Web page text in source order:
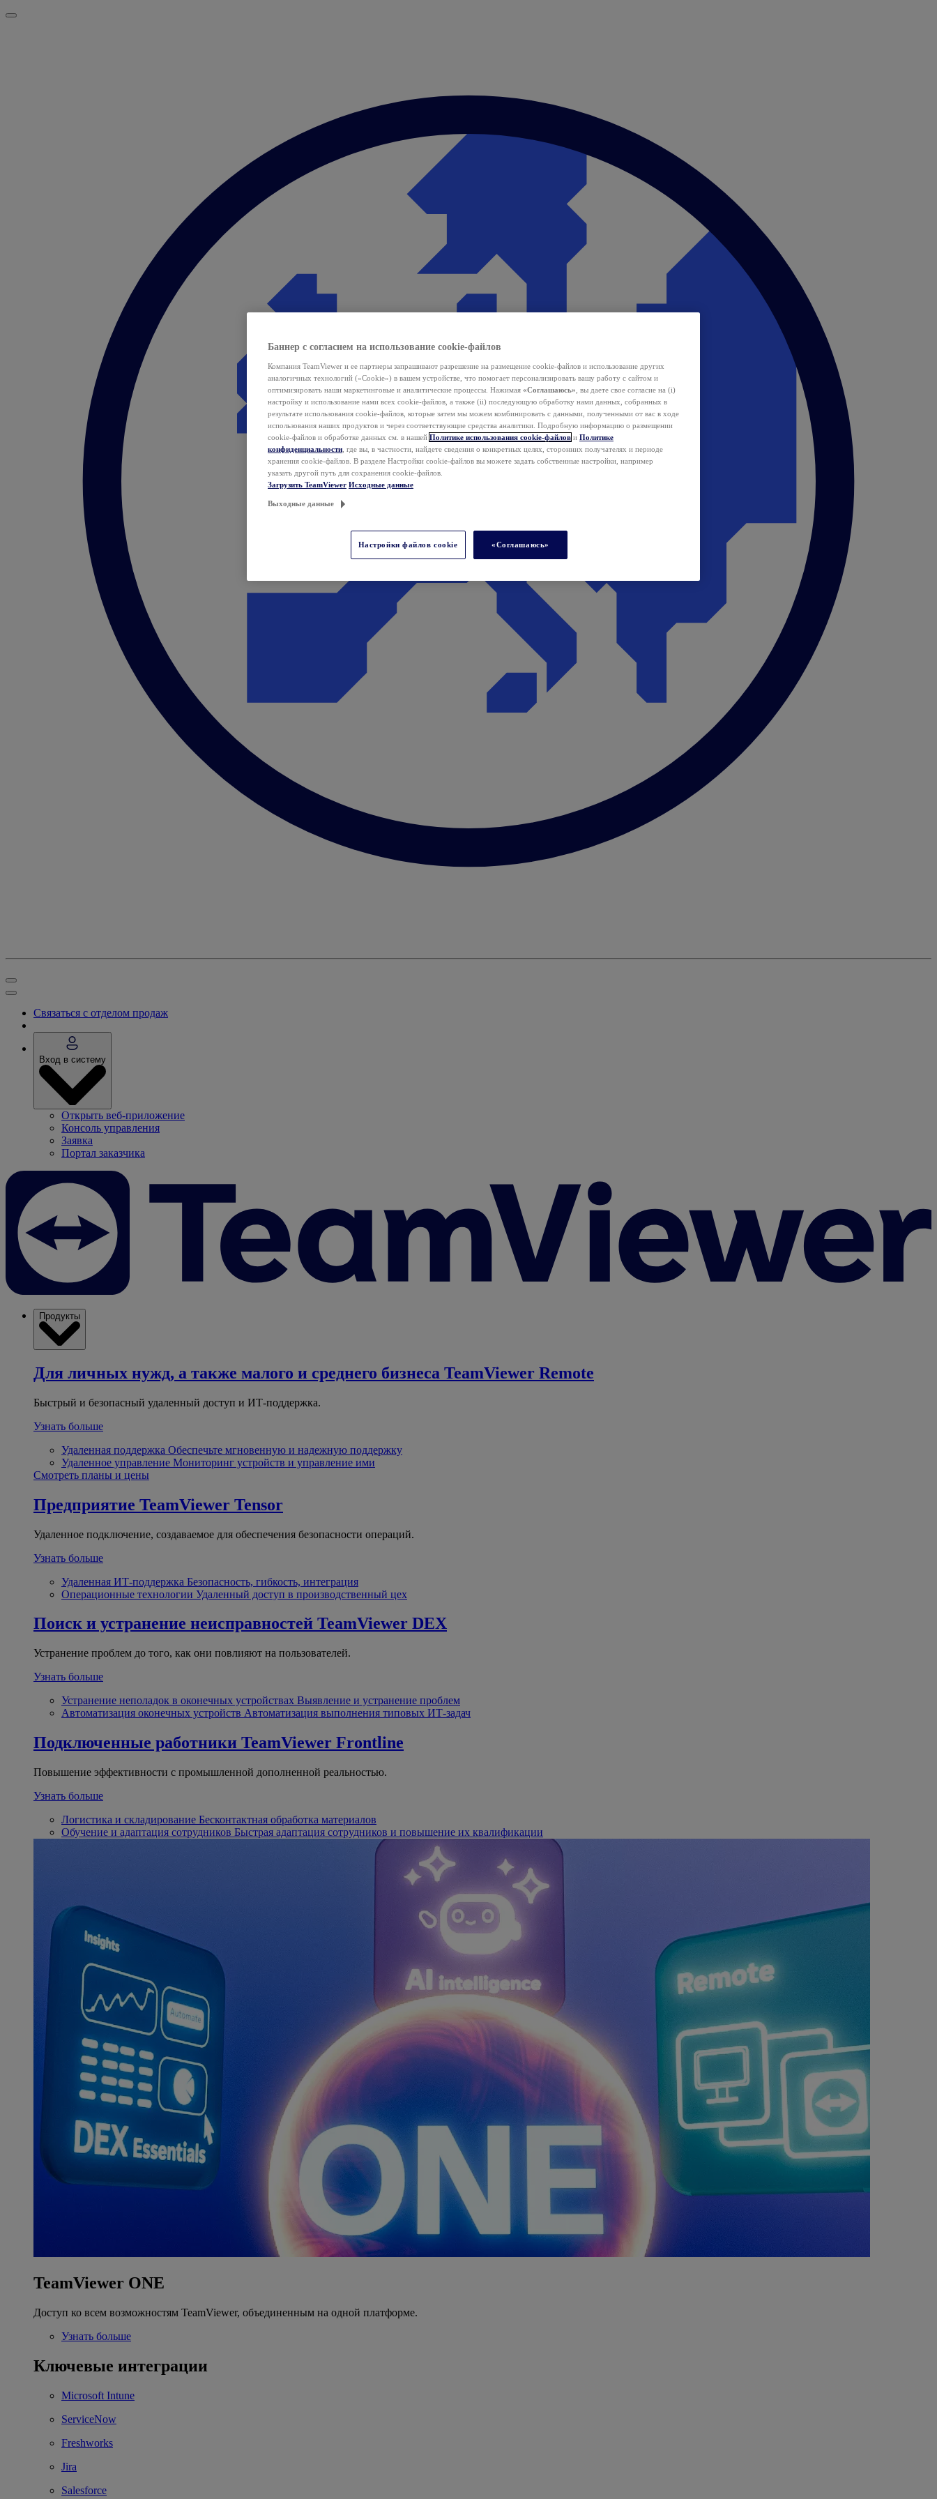
Связаться с отделом продаж
Вход в систему
Открыть веб-приложение
Консоль управления
Заявка
Портал заказчика
Продукты
Для личных нужд, а также малого и среднего бизнеса TeamViewer Remote
Быстрый и безопасный удаленный доступ и ИТ-поддержка.
Узнать больше
Удаленная поддержка Обеспечьте мгновенную и надежную поддержку
Удаленное управление Мониторинг устройств и управление ими
Смотреть планы и цены
Предприятие TeamViewer Tensor
Удаленное подключение, создаваемое для обеспечения безопасности операций.
Узнать больше
Удаленная ИТ-поддержка Безопасность, гибкость, интеграция
Операционные технологии Удаленный доступ в производственный цех
Поиск и устранение неисправностей TeamViewer DEX
Устранение проблем до того, как они повлияют на пользователей.
Узнать больше
Устранение неполадок в оконечных устройствах Выявление и устранение проблем
Автоматизация оконечных устройств Автоматизация выполнения типовых ИТ-задач
Подключенные работники TeamViewer Frontline
Повышение эффективности с промышленной дополненной реальностью.
Узнать больше
Логистика и складирование Бесконтактная обработка материалов
Обучение и адаптация сотрудников Быстрая адаптация сотрудников и повышение их квалификации
TeamViewer ONE
Доступ ко всем возможностям TeamViewer, объединенным на одной платформе.
Узнать больше
Ключевые интеграции
Microsoft Intune
ServiceNow
Freshworks
Jira
Salesforce
Баннер с согласием на использование cookie-файлов
Компания TeamViewer и ее партнеры запрашивают разрешение на размещение cookie-файлов и использование других
аналогичных технологий («Cookie») в вашем устройстве, что помогает персонализировать вашу работу с сайтом и
оптимизировать наши маркетинговые и аналитические процессы. Нажимая «Соглашаюсь» , вы даете свое согласие на (i)
настройку и использование нами всех cookie-файлов, а также (ii) последующую обработку нами данных, собранных в
результате использования cookie-файлов, которые затем мы можем комбинировать с данными, полученными от вас в ходе
использования наших продуктов и через соответствующие средства аналитики. Подробную информацию о размещении
cookie-файлов и обработке данных см. в нашей Политике использования cookie-файлов и Политике
конфиденциальности , где вы, в частности, найдете сведения о конкретных целях, сторонних получателях и периоде
хранения cookie-файлов. В разделе Настройки cookie-файлов вы можете задать собственные настройки, например
указать другой путь для сохранения cookie-файлов.
Загрузить TeamViewer Исходные данные
Выходные данные
Настройки файлов cookie «Соглашаюсь»